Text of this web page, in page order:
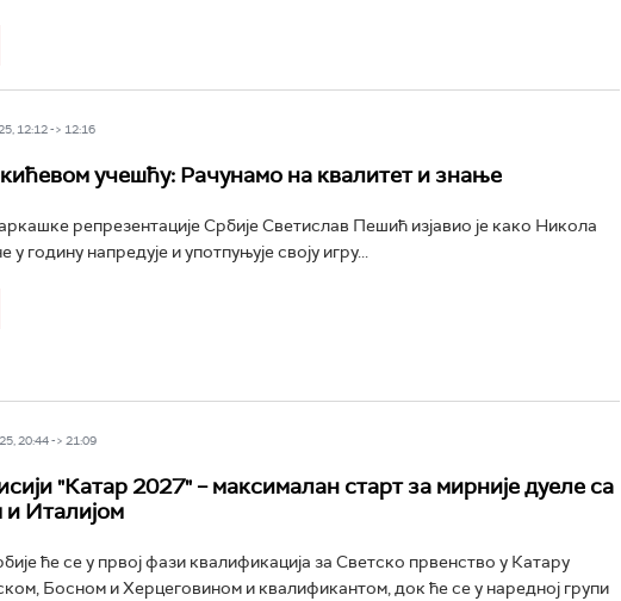
12:12 -> 12:16
учешћу: Рачунамо на квалитет и знање
репрезентације Србије Светислав Пешић изјавио је како Никола
у годину напредује и употпуњује своју игру...
20:44 -> 21:09
"Катар 2027" – максималан старт за мирније дуеле са
и Италијом
ће се у првој фази квалификација за Светско првенство у Катару
Босном и Херцеговином и квалификантом, док ће се у наредној групи